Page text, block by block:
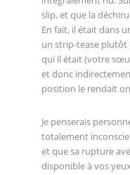
slip, et que la
En fait, il était dans
un strip-tease plutôt
qui il était (votre
et donc
position le rendait
Je penserais
totalement
et que sa rupture
disponible à vos